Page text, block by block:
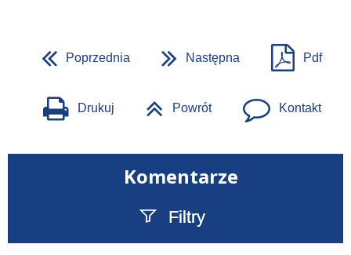
Poprzednia Następna Pdf
Drukuj Powrót Kontakt
Komentarze
Filtry